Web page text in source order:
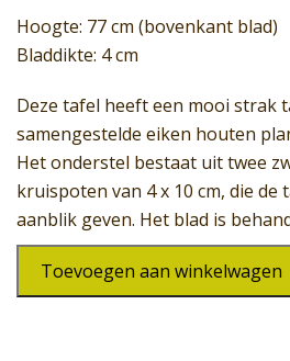
Hoogte: 77 cm (bovenkant blad)
Bladdikte: 4 cm
Deze tafel heeft een mooi strak
samengestelde eiken houten
Het onderstel bestaat uit twee
kruispoten van 4 x 10 cm, die de
aanblik geven. Het blad is
SW-Toevoegen aan winkelwagen